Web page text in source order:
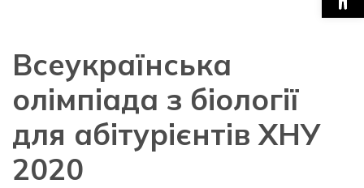
Всеукраїнська
олімпіада з біології
для абітурієнтів ХНУ
2020